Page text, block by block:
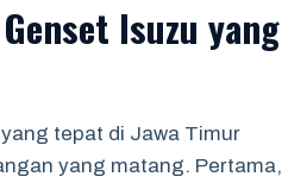
Isuzu yang
tepat di Jawa Timur
yang matang. Pertama,